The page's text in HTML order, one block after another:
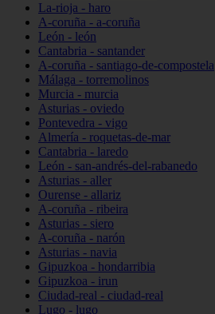
La-rioja - haro
A-coruña - a-coruña
León - león
Cantabria - santander
A-coruña - santiago-de-compostela
Málaga - torremolinos
Murcia - murcia
Asturias - oviedo
Pontevedra - vigo
Almería - roquetas-de-mar
Cantabria - laredo
León - san-andrés-del-rabanedo
Asturias - aller
Ourense - allariz
A-coruña - ribeira
Asturias - siero
A-coruña - narón
Asturias - navia
Gipuzkoa - hondarribia
Gipuzkoa - irun
Ciudad-real - ciudad-real
Lugo - lugo